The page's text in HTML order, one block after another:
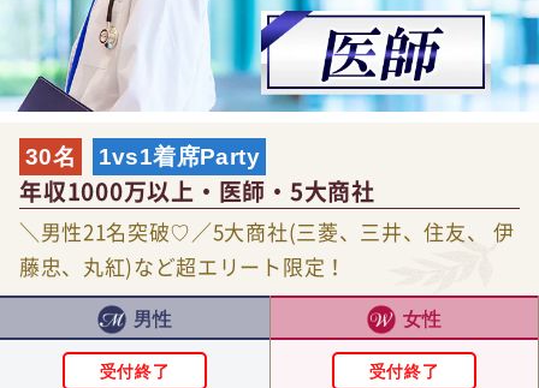
30名 1vs1着席Party
年収1000万以上・医師・5大商社
＼男性21名突破♡／5大商社(三菱、三井、住友、 伊
藤忠、丸紅)など超エリート限定！
男性
受付終了
女性
受付終了